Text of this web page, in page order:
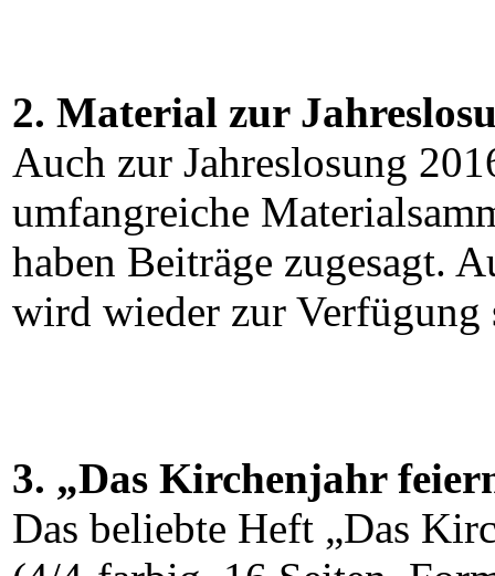
2. Material zur
Auch zur Jahreslosung
umfangreiche
haben Beiträge zugesagt.
wird wieder zur Verfügung
3. „Das Kirchenjahr
Das beliebte Heft „Das